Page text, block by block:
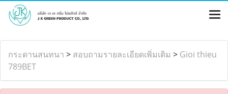
กระดานสนทนา > สอบถามรายละเอียดเพิ่มเติม > Gioi thieu
789BET